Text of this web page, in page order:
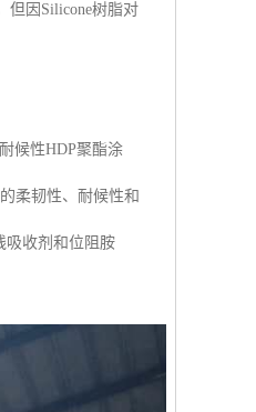
但因Silicone树脂对
候性HDP聚酯涂
柔韧性、耐候性和
吸收剂和位阻胺